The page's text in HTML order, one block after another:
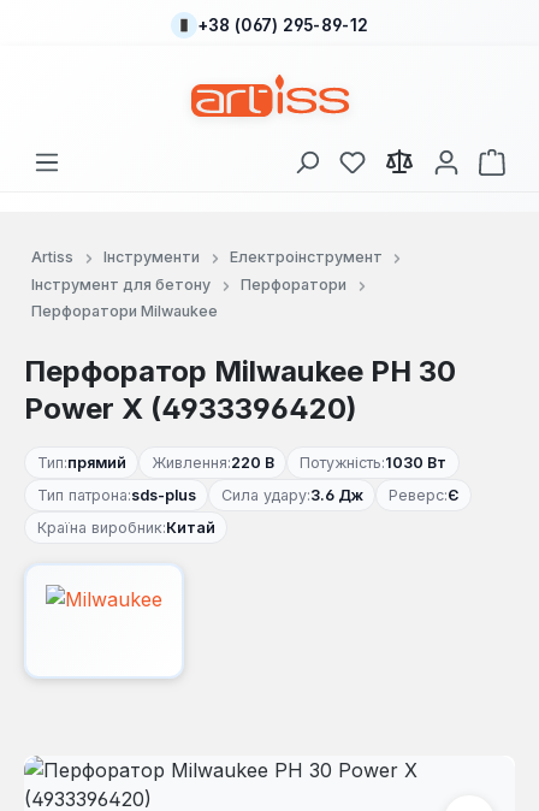
Перейти до основного вмісту
+38 (067) 295-89-12
У вас є 0 у списку
Artiss Інструменти
Електроінструмент
Інструмент для бетону
Перфоратори
Перфоратори Milwaukee
Перфоратор Milwaukee PH 30
Power X (4933396420)
Тип:прямий Живлення:220 В Потужність:1030 Вт
Тип патрона:sds-plus Сила удару:3.6 Дж Реверс:Є
Країна виробник:Китай
Пропустити галерею зображень